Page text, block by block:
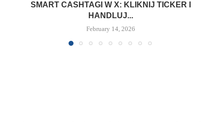
SMART CASHTAGI W X: KLIKNIJ TICKER I
HANDLUJ...
February 14, 2026